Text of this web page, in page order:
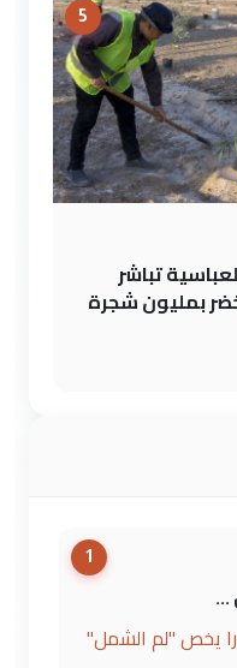
5
العباسية تباشر
بمليون شجرة
1
...
يخص "لم الشمل"